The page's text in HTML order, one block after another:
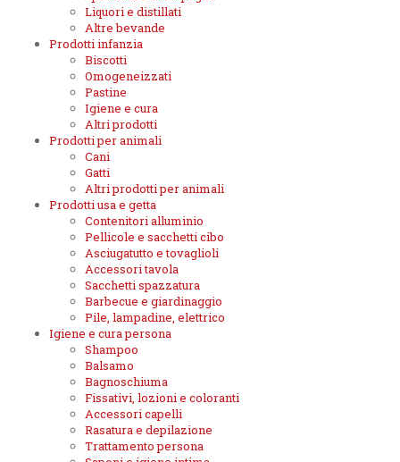
Liquori e distillati
Altre bevande
Prodotti infanzia
Biscotti
Omogeneizzati
Pastine
Igiene e cura
Altri prodotti
Prodotti per animali
Cani
Gatti
Altri prodotti per animali
Prodotti usa e getta
Contenitori alluminio
Pellicole e sacchetti cibo
Asciugatutto e tovaglioli
Accessori tavola
Sacchetti spazzatura
Barbecue e giardinaggio
Pile, lampadine, elettrico
Igiene e cura persona
Shampoo
Balsamo
Bagnoschiuma
Fissativi, lozioni e coloranti
Accessori capelli
Rasatura e depilazione
Trattamento persona